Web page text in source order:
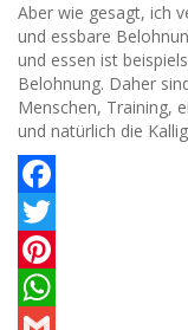
Aber wie gesagt, ich
und essbare
und essen ist
Belohnung. Daher
Menschen, Training,
und natürlich die
Facebook
Twitter
Pinterest
WhatsApp